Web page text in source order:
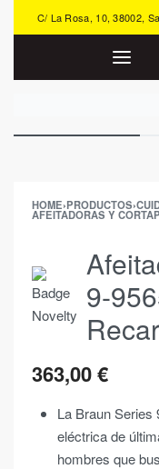
C/ La Rosa, 10, 38002,
HOME›PRODUCTOS›
AFEITADORAS Y
9-
363,00€
La Braun Series
eléctrica de
hombres que